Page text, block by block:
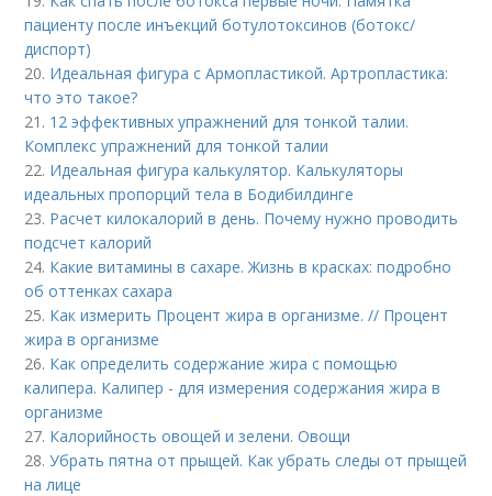
пациенту после инъекций ботулотоксинов (ботокс/
диспорт)
20. Идеальная фигура с Армопластикой. Артропластика:
что это такое?
21. 12 эффективных упражнений для тонкой талии.
Комплекс упражнений для тонкой талии
22. Идеальная фигура калькулятор. Калькуляторы
идеальных пропорций тела в Бодибилдинге
23. Расчет килокалорий в день. Почему нужно проводить
подсчет калорий
24. Какие витамины в сахаре. Жизнь в красках: подробно
об оттенках сахара
25. Как измерить Процент жира в организме. // Процент
жира в организме
26. Как определить содержание жира с помощью
калипера. Калипер - для измерения содержания жира в
организме
27. Калорийность овощей и зелени. Овощи
28.Убрать пятна от прыщей. Как убрать следы от прыщей
на лице